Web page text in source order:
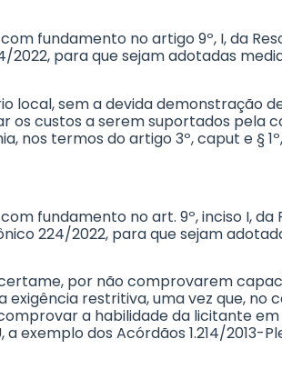
fundamento no artigo 9º, I, da
para que sejam adotadas
local, sem a devida demonstração
os custos a serem suportados
nos termos do artigo 3º, caput e §
fundamento no art. 9º, inciso I,
224/2022, para que sejam
certame, por não comprovarem
restritiva, uma vez que, no
a habilidade da licitante
exemplo dos Acórdãos 1.214/2013-